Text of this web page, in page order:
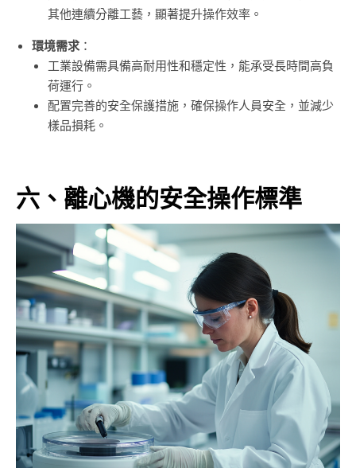
其他連續分離工藝，顯著提升操作效率。
環境需求 ：
工業設備需具備高耐用性和穩定性，能承受長時間高負
荷運行。
配置完善的安全保護措施，確保操作人員安全，並減少
樣品損耗。
六、離心機的安全操作標準